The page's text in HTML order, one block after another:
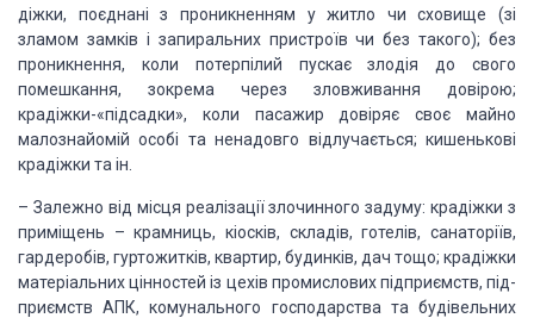
діжки, поєднані з проникненням у житло чи сховище (зі
зламом замків і запиральних пристроїв чи без такого); без
проникнен­ня, коли потерпілий пускає злодія до свого
помешкання, зокре­ма через зловживання довірою;
крадіжки-«підсадки», коли па­сажир довіряє своє майно
малознайомій особі та ненадовго від­лучається; кишенькові
крадіжки та ін.
– Залежно від місця реалізаціїзлочинного задуму: крадіжки з
приміщень – крамниць, кіосків, складів, готелів, санаторіїв,
гардеробів, гуртожитків, квартир, будинків, дач тощо; крадіжки
матеріальних цінностей із цехів промислових підприємств, під­
приємств АПК, комунального господарства та будівельних